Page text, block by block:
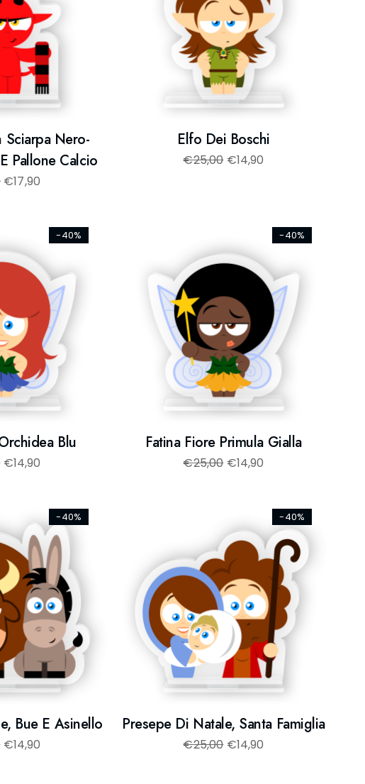
Nero-
Pallone Calcio
€17,90
Elfo Dei Boschi
€25,00 €14,90
-40%
Blu
€14,90
-40%
Fatina Fiore Primula Gialla
€25,00 €14,90
-40%
Bue E Asinello
€14,90
-40%
Presepe Di Natale, Santa Famiglia
€25,00 €14,90